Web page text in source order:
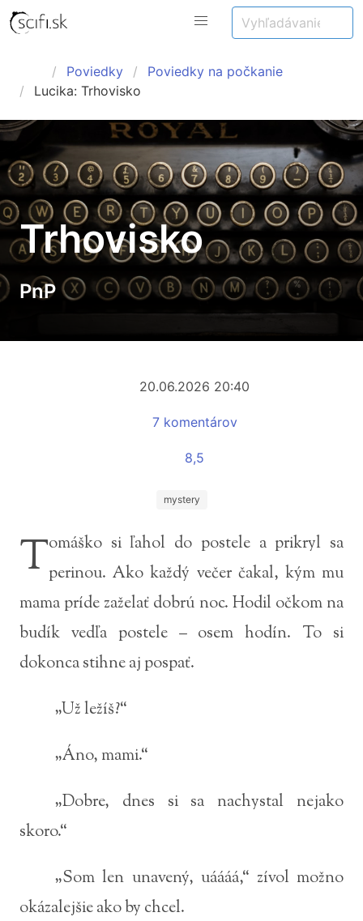
Poviedky
Poviedky na počkanie
Lucika: Trhovisko
Trhovisko
PnP
20.06.2026 20:40
7 komentárov
8,5
mystery
Tomáško si ľahol do postele a prikryl sa
perinou. Ako každý večer čakal, kým mu
mama príde zaželať dobrú noc. Hodil očkom na
budík vedľa postele – osem hodín. To si
dokonca stihne aj pospať.
„Už ležíš?“
„Áno, mami.“
„Dobre, dnes si sa nachystal nejako
skoro.“
„Som len unavený, uáááá,“ zívol možno
okázalejšie ako by chcel.